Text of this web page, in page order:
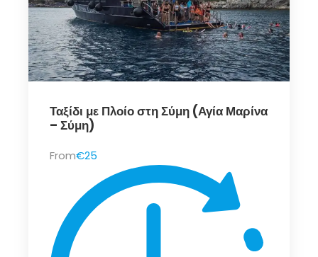
Ταξίδι με Πλοίο στη Σύμη (Αγία Μαρίνα
– Σύμη)
From€25